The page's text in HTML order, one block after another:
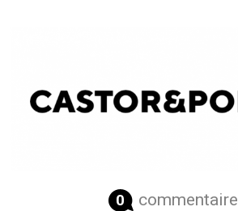
0 commentaire